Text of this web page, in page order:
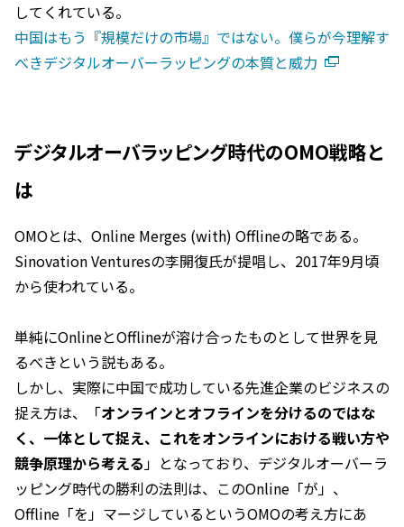
してくれている。
中国はもう『規模だけの市場』ではない。僕らが今理解す
べきデジタルオーバーラッピングの本質と威力
デジタルオーバラッピング時代のOMO戦略と
は
OMOとは、Online Merges (with) Offlineの略である。
Sinovation Venturesの李開復氏が提唱し、2017年9月頃
から使われている。
単純にOnlineとOfflineが溶け合ったものとして世界を見
るべきという説もある。
しかし、実際に中国で成功している先進企業のビジネスの
捉え方は、「オンラインとオフラインを分けるのではな
く、一体として捉え、これをオンラインにおける戦い方や
競争原理から考える」となっており、デジタルオーバーラ
ッピング時代の勝利の法則は、このOnline「が」、
Offline「を」マージしているというOMOの考え方にあ